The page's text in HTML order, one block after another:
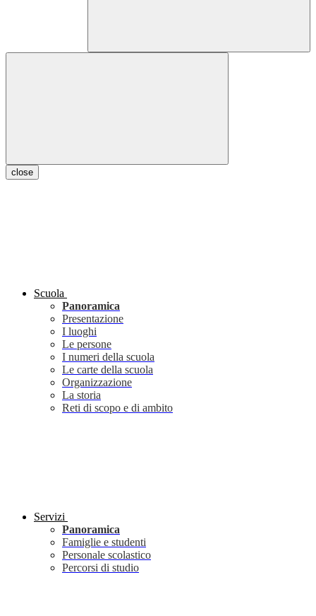
close
Scuola
Panoramica
Presentazione
I luoghi
Le persone
I numeri della scuola
Le carte della scuola
Organizzazione
La storia
Reti di scopo e di ambito
Servizi
Panoramica
Famiglie e studenti
Personale scolastico
Percorsi di studio